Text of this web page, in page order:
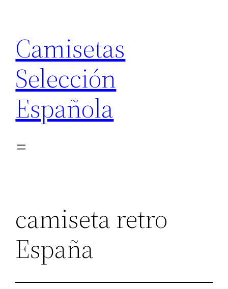
contenido
Camisetas
Selección
Española
camiseta retro
España